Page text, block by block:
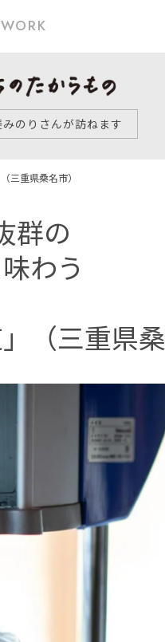
WORK
のりさんが訪ねます
三重県桑名市）
群の
わう
（三重県桑